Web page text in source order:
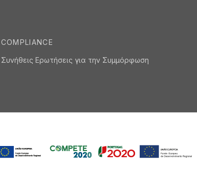
COMPLIANCE
Συνήθεις Ερωτήσεις για την Συμμόρφωση